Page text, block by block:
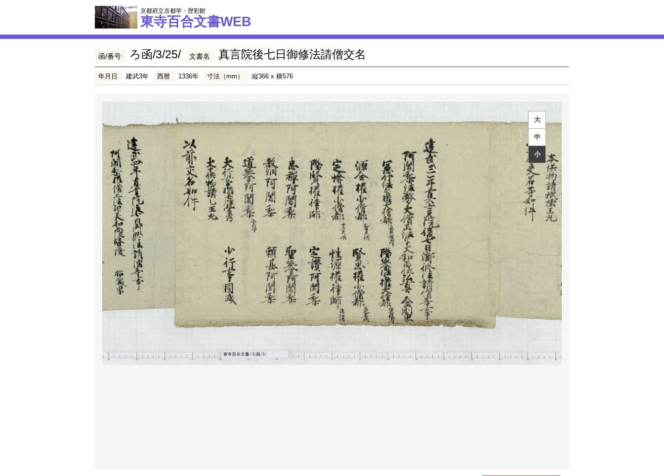
京都府立京都学・歴彩館
東寺百合文書WEB
函/番号 ろ函/3/25/ 文書名 真言院後七日御修法請僧交名
年月日 建武3年 西暦 1336年 寸法（mm） 縦366 x 横576
大
中
小